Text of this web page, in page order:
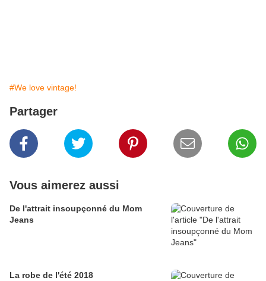
#We love vintage!
Partager
Vous aimerez aussi
De l'attrait insoupçonné du Mom
Jeans
La robe de l'été 2018